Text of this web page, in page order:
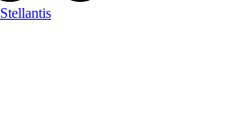
Stellantis